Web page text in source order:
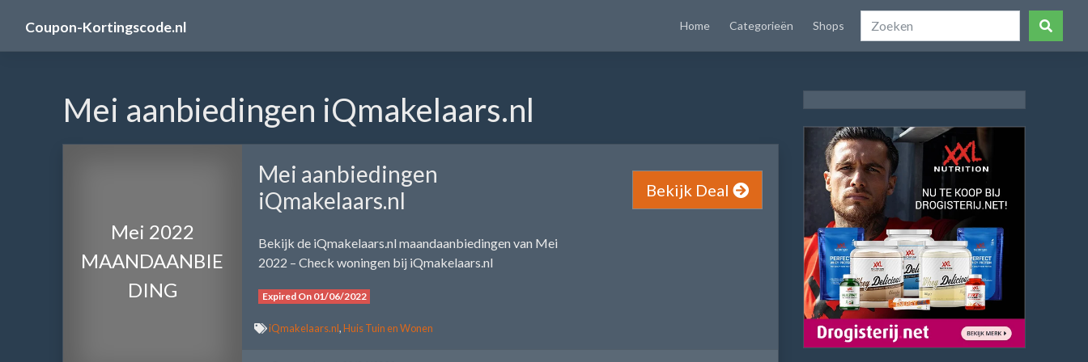
Coupon-Kortingscode.nl Home Categorieën Shops
Mei aanbiedingen iQmakelaars.nl
Mei 2022
MAANDAANBIE
DING
Mei aanbiedingen
iQmakelaars.nl
Bekijk de iQmakelaars.nl maandaanbiedingen van Mei
2022 – Check woningen bij iQmakelaars.nl
Expired On 01/06/2022
Bekijk Deal
iQmakelaars.nl,Huis Tuin en Wonen